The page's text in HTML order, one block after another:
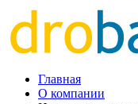
Главная
О компании